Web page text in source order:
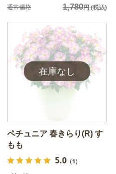
通常価格 1,780円(税込)
ペチュニア 春きらり(R) す
もも
5.0（1）